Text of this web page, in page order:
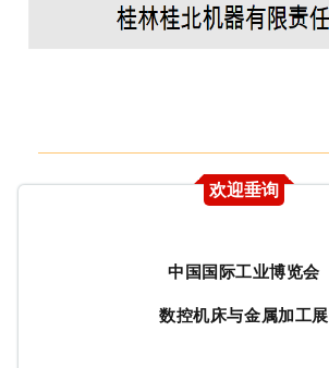
欢迎垂询
中国国际工业博览会
数控机床与金属加工展